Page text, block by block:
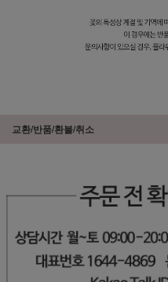
교환/반품/환불/취소